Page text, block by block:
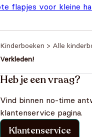
flapjes voor kleine
Kinderboeken > Alle
Verkleden!
Heb je een vraag?
Vind binnen no-time
klantenservice pagina.
Klantenservice